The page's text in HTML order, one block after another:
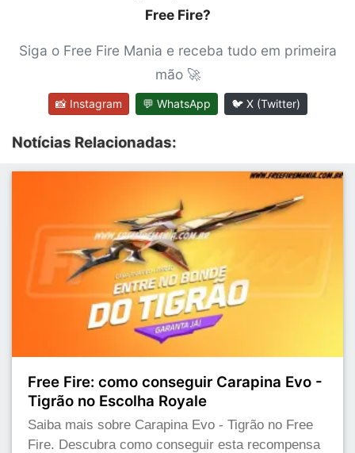
Free Fire?
Siga o Free Fire Mania e receba tudo em primeira
mão 🚀
📸 Instagram 💬 WhatsApp 🐦 X (Twitter)
Notícias Relacionadas:
Free Fire: como conseguir Carapina Evo -
Tigrão no Escolha Royale
Saiba mais sobre Carapina Evo - Tigrão no Free
Fire. Descubra como conseguir esta recompensa